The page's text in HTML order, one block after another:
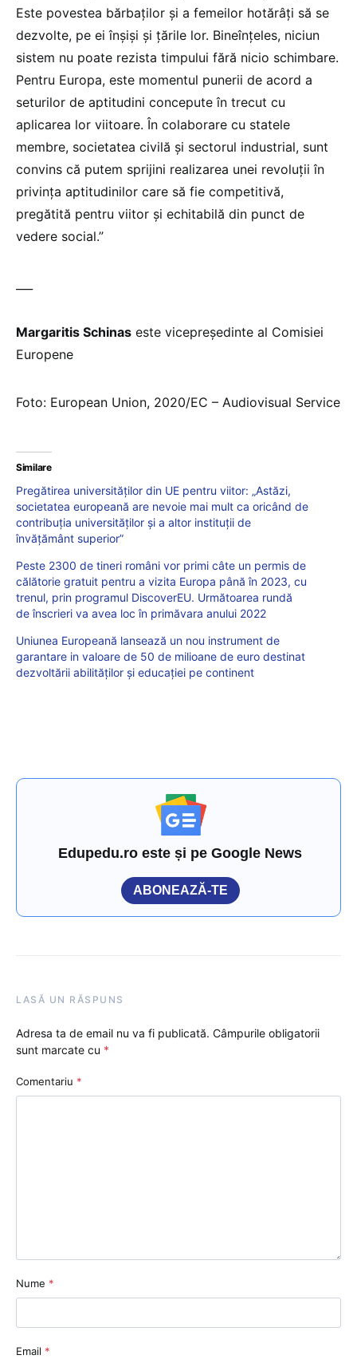
Este povestea bărbaților și a femeilor hotărâți să se
dezvolte, pe ei înșiși și țările lor. Bineînțeles, niciun
sistem nu poate rezista timpului fără nicio schimbare.
Pentru Europa, este momentul punerii de acord a
seturilor de aptitudini concepute în trecut cu
aplicarea lor viitoare. În colaborare cu statele
membre, societatea civilă și sectorul industrial, sunt
convins că putem sprijini realizarea unei revoluții în
privința aptitudinilor care să fie competitivă,
pregătită pentru viitor și echitabilă din punct de
vedere social.”
Margaritis Schinas este vicepreședinte al Comisiei
Europene
Foto: European Union, 2020/EC – Audiovisual Service
Similare
Pregătirea universităților din UE pentru viitor: „Astăzi,
societatea europeană are nevoie mai mult ca oricând de
contribuția universităților și a altor instituții de
învățământ superior”
Peste 2300 de tineri români vor primi câte un permis de
călătorie gratuit pentru a vizita Europa până în 2023, cu
trenul, prin programul DiscoverEU. Următoarea rundă
de înscrieri va avea loc în primăvara anului 2022
Uniunea Europeană lansează un nou instrument de
garantare in valoare de 50 de milioane de euro destinat
dezvoltării abilităților și educației pe continent
Edupedu.ro este și pe Google News
ABONEAZĂ-TE
LASĂ UN RĂSPUNS
Adresa ta de email nu va fi publicată. Câmpurile obligatorii
sunt marcate cu *
Comentariu *
Nume *
Email *